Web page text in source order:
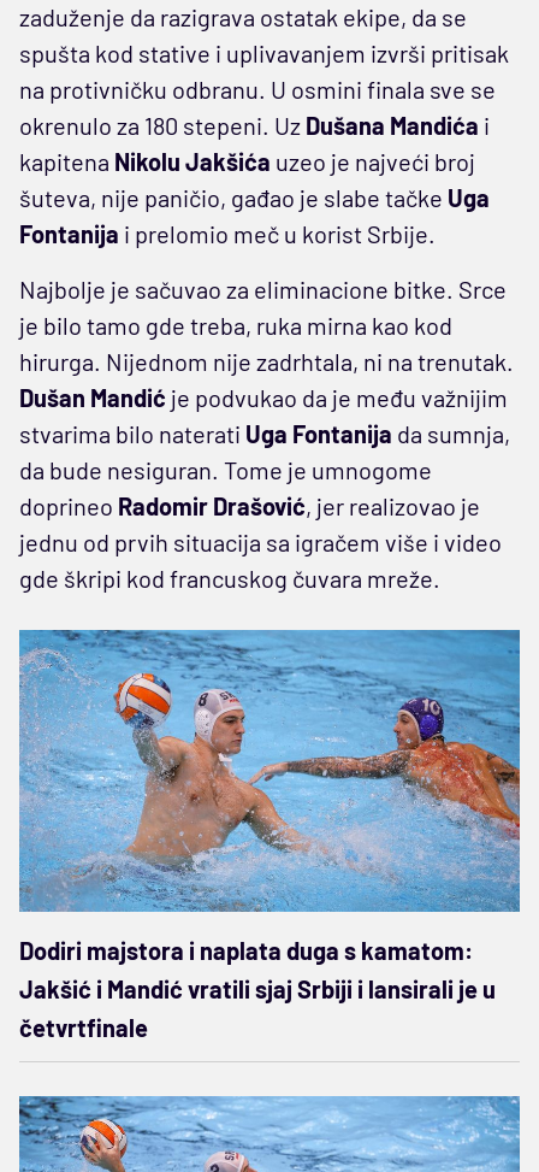
zaduženje da razigrava ostatak ekipe, da se
spušta kod stative i uplivavanjem izvrši pritisak
na protivničku odbranu. U osmini finala sve se
okrenulo za 180 stepeni. Uz Dušana Mandića i
kapitena Nikolu Jakšića uzeo je najveći broj
šuteva, nije paničio, gađao je slabe tačke Uga
Fontanija i prelomio meč u korist Srbije.
Najbolje je sačuvao za eliminacione bitke. Srce
je bilo tamo gde treba, ruka mirna kao kod
hirurga. Nijednom nije zadrhtala, ni na trenutak.
Dušan Mandić je podvukao da je među važnijim
stvarima bilo naterati Uga Fontanija da sumnja,
da bude nesiguran. Tome je umnogome
doprineo Radomir Drašović, jer realizovao je
jednu od prvih situacija sa igračem više i video
gde škripi kod francuskog čuvara mreže.
Dodiri majstora i naplata duga s kamatom:
Jakšić i Mandić vratili sjaj Srbiji i lansirali je u
četvrtfinale